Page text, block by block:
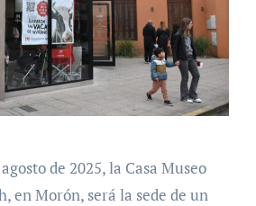
de 2025, la Casa Museo
en Morón, será la sede de un